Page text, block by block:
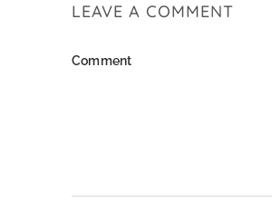
LEAVE A COMMENT
Comment